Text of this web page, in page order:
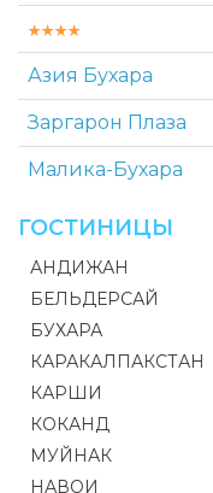
Азия Бухара
Заргарон Плаза
Малика-Бухара
ГОСТИНИЦЫ
АНДИЖАН
БЕЛЬДЕРСАЙ
БУХАРА
КАРАКАЛПАКСТАН
КАРШИ
КОКАНД
МУЙНАК
НАВОИ